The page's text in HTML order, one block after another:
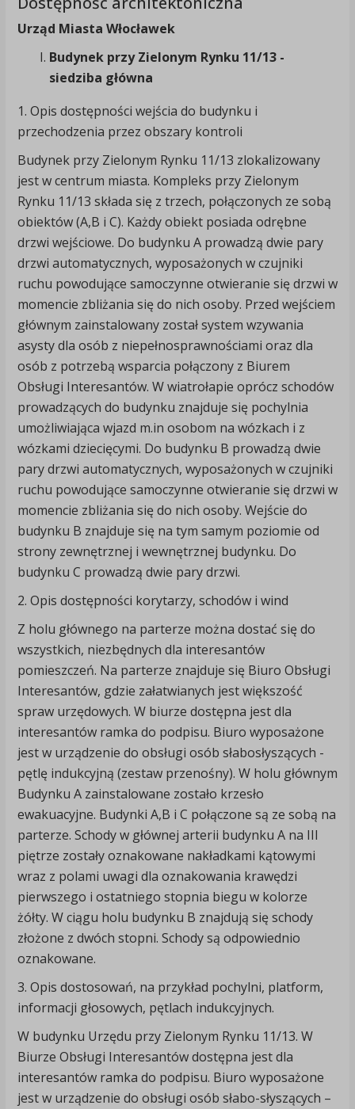
Urząd Miasta Włocławek
Budynek przy Zielonym Rynku 11/13 -
siedziba główna
1. Opis dostępności wejścia do budynku i
przechodzenia przez obszary kontroli
Budynek przy Zielonym Rynku 11/13 zlokalizowany
jest w centrum miasta. Kompleks przy Zielonym
Rynku 11/13 składa się z trzech, połączonych ze sobą
obiektów (A,B i C). Każdy obiekt posiada odrębne
drzwi wejściowe. Do budynku A prowadzą dwie pary
drzwi automatycznych, wyposażonych w czujniki
ruchu powodujące samoczynne otwieranie się drzwi w
momencie zbliżania się do nich osoby. Przed wejściem
głównym zainstalowany został system wzywania
asysty dla osób z niepełnosprawnościami oraz dla
osób z potrzebą wsparcia połączony z Biurem
Obsługi Interesantów. W wiatrołapie oprócz schodów
prowadzących do budynku znajduje się pochylnia
umożliwiająca wjazd m.in osobom na wózkach i z
wózkami dziecięcymi. Do budynku B prowadzą dwie
pary drzwi automatycznych, wyposażonych w czujniki
ruchu powodujące samoczynne otwieranie się drzwi w
momencie zbliżania się do nich osoby. Wejście do
budynku B znajduje się na tym samym poziomie od
strony zewnętrznej i wewnętrznej budynku. Do
budynku C prowadzą dwie pary drzwi.
2. Opis dostępności korytarzy, schodów i wind
Z holu głównego na parterze można dostać się do
wszystkich, niezbędnych dla interesantów
pomieszczeń. Na parterze znajduje się Biuro Obsługi
Interesantów, gdzie załatwianych jest większość
spraw urzędowych. W biurze dostępna jest dla
interesantów ramka do podpisu. Biuro wyposażone
jest w urządzenie do obsługi osób słabosłyszących -
pętlę indukcyjną (zestaw przenośny). W holu głównym
Budynku A zainstalowane zostało krzesło
ewakuacyjne. Budynki A,B i C połączone są ze sobą na
parterze. Schody w głównej arterii budynku A na III
piętrze zostały oznakowane nakładkami kątowymi
wraz z polami uwagi dla oznakowania krawędzi
pierwszego i ostatniego stopnia biegu w kolorze
żółty. W ciągu holu budynku B znajdują się schody
złożone z dwóch stopni. Schody są odpowiednio
oznakowane.
3. Opis dostosowań, na przykład pochylni, platform,
informacji głosowych, pętlach indukcyjnych.
W budynku Urzędu przy Zielonym Rynku 11/13. W
Biurze Obsługi Interesantów dostępna jest dla
interesantów ramka do podpisu. Biuro wyposażone
jest w urządzenie do obsługi osób słabo-słyszących –